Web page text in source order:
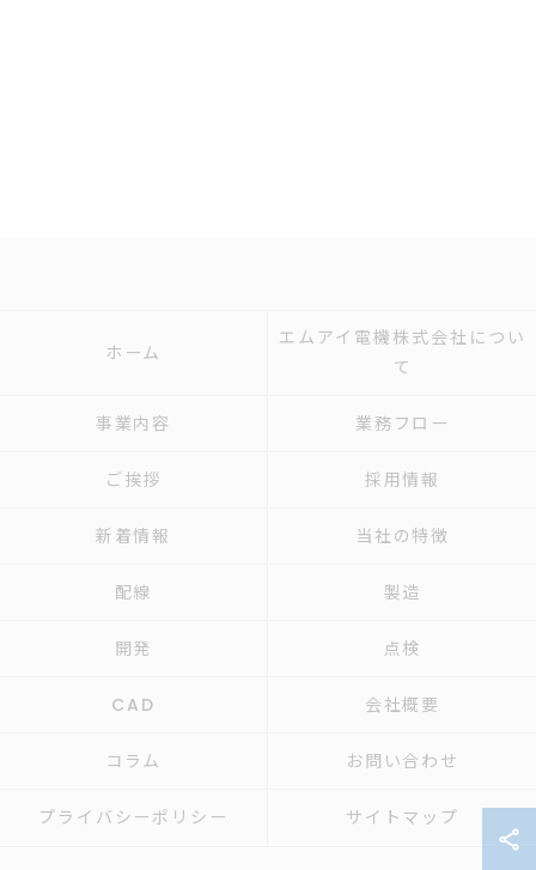
ホーム
エムアイ電機株式会社につい
て
事業内容 業務フロー
ご挨拶 採用情報
新着情報 当社の特徴
配線 製造
開発 点検
CAD 会社概要
コラム お問い合わせ
プライバシーポリシー サイトマップ